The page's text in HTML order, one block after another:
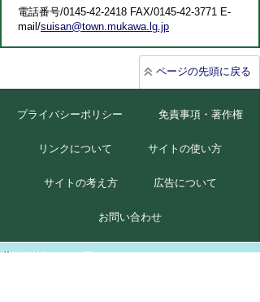
電話番号/0145-42-2418 FAX/0145-42-3771 E-
mail/suisan@town.mukawa.lg.jp
ページの先頭に戻る
プライバシーポリシー 免責事項・著作権
リンクについて サイトの使い方
サイトの考え方 広告について
お問い合わせ